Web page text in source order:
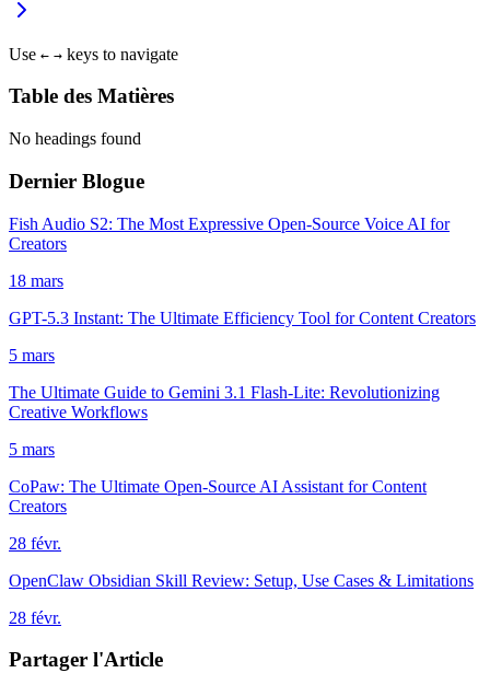
Use ← → keys to navigate
Table des Matières
No headings found
Dernier Blogue
Fish Audio S2: The Most Expressive Open-Source Voice AI for
Creators
18 mars
GPT-5.3 Instant: The Ultimate Efficiency Tool for Content Creators
5 mars
The Ultimate Guide to Gemini 3.1 Flash-Lite: Revolutionizing
Creative Workflows
5 mars
CoPaw: The Ultimate Open-Source AI Assistant for Content
Creators
28 févr.
OpenClaw Obsidian Skill Review: Setup, Use Cases & Limitations
28 févr.
Partager l'Article